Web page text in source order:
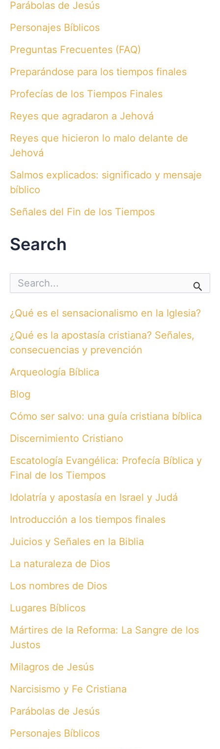
Parábolas de Jesús
Personajes Bíblicos
Preguntas Frecuentes (FAQ)
Preparándose para los tiempos finales
Profecías de los Tiempos Finales
Reyes que agradaron a Jehová
Reyes que hicieron lo malo delante de
Jehová
Salmos explicados: significado y mensaje
bíblico
Señales del Fin de los Tiempos
Search
c
f
o
r
¿Qué es el sensacionalismo en la Iglesia?
¿Qué es la apostasía cristiana? Señales,
consecuencias y prevención
Arqueología Bíblica
Blog
Cómo ser salvo: una guía cristiana bíblica
Discernimiento Cristiano
Escatología Evangélica: Profecía Bíblica y
Final de los Tiempos
Idolatría y apostasía en Israel y Judá
Introducción a los tiempos finales
Juicios y Señales en la Biblia
La naturaleza de Dios
Los nombres de Dios
Lugares Bíblicos
Mártires de la Reforma: La Sangre de los
Justos
Milagros de Jesús
Narcisismo y Fe Cristiana
Parábolas de Jesús
Personajes Bíblicos